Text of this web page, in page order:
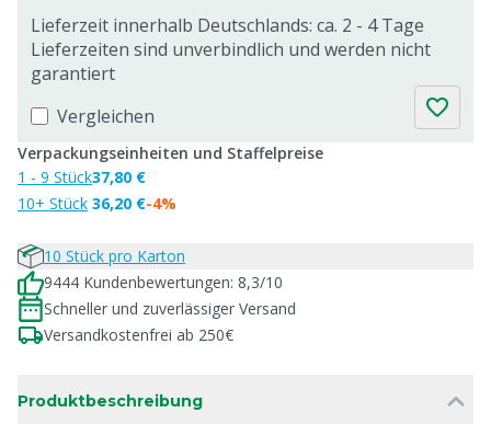
Lieferzeit innerhalb Deutschlands: ca. 2 - 4 Tage
Lieferzeiten sind unverbindlich und werden nicht
garantiert
Vergleichen
Verpackungseinheiten und Staffelpreise
1 - 9 Stück
10+ Stück
37,80 €
36,20 €-4%
10 Stück pro Karton
9444 Kundenbewertungen: 8,3/10
Schneller und zuverlässiger Versand
Versandkostenfrei ab 250€
Produktbeschreibung